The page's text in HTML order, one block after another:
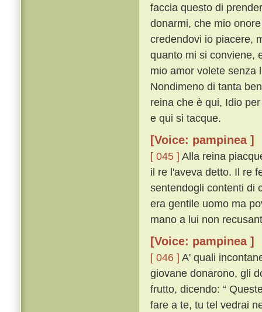
faccia questo di
donarmi, che mio
credendovi io piacere,
quanto mi si conviene,
mio amor volete
Nondimeno di tanta
reina che è qui, Idio
e qui si tacque.
[Voice: pampinea ]
[ 045 ] Alla reina
il re l'aveva detto. Il re
sentendogli contenti di
era gentile uomo ma
mano a lui non
[Voice: pampinea ]
[ 046 ] A' quali
giovane donarono, gli
frutto, dicendo: “
fare a te, tu tel vedrai